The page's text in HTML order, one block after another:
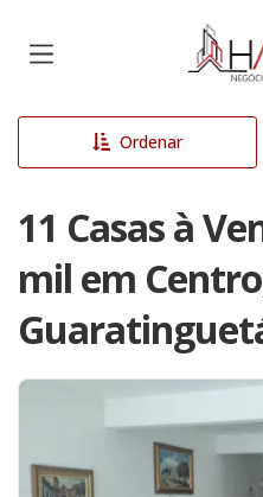
Ordenar
11 Casas à
mil em